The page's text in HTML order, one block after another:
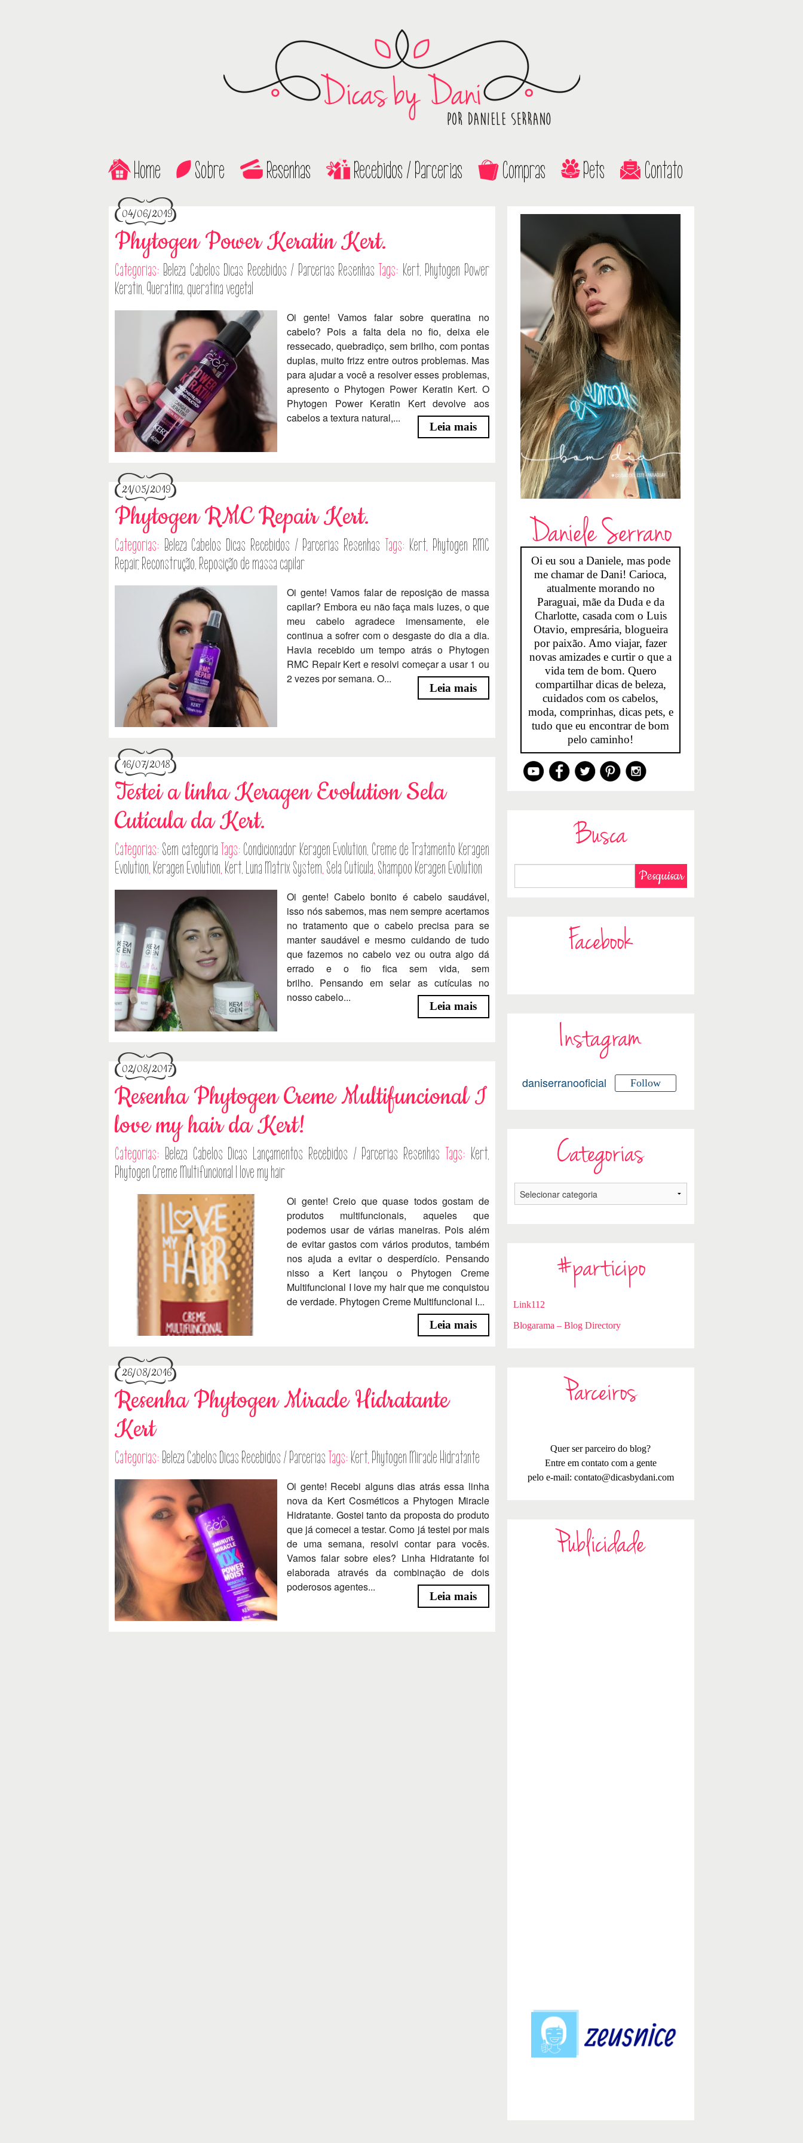
Home Sobre Resenhas Recebidos / Parcerias Compras Pets Contato
04/06/2019
Phytogen Power Keratin Kert.
Categorias: Beleza Cabelos Dicas Recebidos / Parcerias Resenhas Tags: Kert, Phytogen Power
Keratin, Queratina, queratina vegetal
Oi gente! Vamos falar sobre queratina no
cabelo? Pois a falta dela no fio, deixa ele
ressecado, quebradiço, sem brilho, com pontas
duplas, muito frizz entre outros problemas. Mas
para ajudar a você a resolver esses problemas,
apresento o Phytogen Power Keratin Kert. O
Phytogen Power Keratin Kert devolve aos
cabelos a textura natural,...
Leia mais
21/05/2019
Phytogen RMC Repair Kert.
Categorias: Beleza Cabelos Dicas Recebidos / Parcerias Resenhas Tags: Kert, Phytogen RMC
Repair,Reconstrução, Reposição de massa capilar
Oi gente! Vamos falar de reposição de massa
capilar? Embora eu não faça mais luzes, o que
meu cabelo agradece imensamente, ele
continua a sofrer com o desgaste do dia a dia.
Havia recebido um tempo atrás o Phytogen
RMC Repair Kert e resolvi começar a usar 1 ou
2 vezes por semana. O...
Leia mais
16/07/2018
Testei a linha Keragen Evolution Sela
Cutícula da Kert.
Categorias: Sem categoria Tags: Condicionador Keragen Evolution, Creme de Tratamento Keragen
Evolution, Keragen Evolution, Kert, Luna Matrix System, Sela Cutícula, Shampoo Keragen Evolution
Oi gente! Cabelo bonito é cabelo saudável,
isso nós sabemos, mas nem sempre acertamos
no tratamento que o cabelo precisa para se
manter saudável e mesmo cuidando de tudo
que fazemos no cabelo vez ou outra algo dá
errado e o fio fica sem vida, sem
brilho. Pensando em selar as cutículas no
nosso cabelo...
Leia mais
02/08/2017
Resenha Phytogen Creme Multifuncional I
love my hair da Kert!
Categorias: Beleza Cabelos Dicas Lançamentos Recebidos / Parcerias Resenhas Tags: Kert,
Phytogen Creme Multifuncional I love my hair
Oi gente! Creio que quase todos gostam de
produtos multifuncionais, aqueles que
podemos usar de várias maneiras. Pois além
de evitar gastos com vários produtos, também
nos ajuda a evitar o desperdício. Pensando
nisso a Kert lançou o Phytogen Creme
Multifuncional I love my hair que me conquistou
de verdade. Phytogen Creme Multifuncional I...
Leia mais
26/08/2016
Resenha Phytogen Miracle Hidratante
Kert
Categorias: Beleza Cabelos Dicas Recebidos / Parcerias Tags: Kert, Phytogen Miracle Hidratante
Oi gente! Recebi alguns dias atrás essa linha
nova da Kert Cosméticos a Phytogen Miracle
Hidratante. Gostei tanto da proposta do produto
que já comecei a testar. Como já testei por mais
de uma semana, resolvi contar para vocês.
Vamos falar sobre eles? Linha Hidratante foi
elaborada através da combinação de dois
poderosos agentes...
Leia mais
Daniele Serrano
Oi eu sou a Daniele, mas pode
me chamar de Dani! Carioca,
atualmente morando no
Paraguai, mãe da Duda e da
Charlotte, casada com o Luis
Otavio, empresária, blogueira
por paixão. Amo viajar, fazer
novas amizades e curtir o que a
vida tem de bom. Quero
compartilhar dicas de beleza,
cuidados com os cabelos,
moda, comprinhas, dicas pets, e
tudo que eu encontrar de bom
pelo caminho!
Busca
Facebook
Instagram
daniserranooficial Follow
Categorias
#participo
Link112
Blogarama – Blog Directory
Parceiros
Quer ser parceiro do blog?
Entre em contato com a gente
pelo e-mail: contato@dicasbydani.com
Publicidade